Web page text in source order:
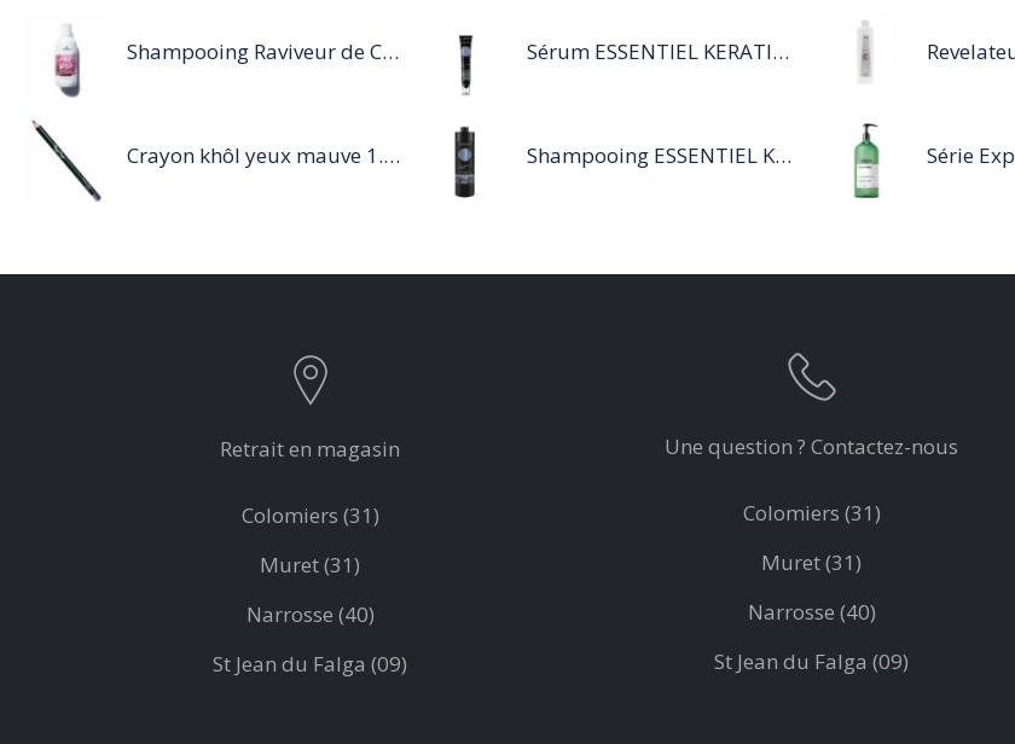
Shampooing Raviveur de Couleur 300 ml Rose de Schwarzkopf Professional
Crayon khôl yeux mauve 1.14g
Sérum ESSENTIEL KERATIN SENSITIVE 40 ML
Shampooing ESSENTIEL KERATIN SENSITIVE 1L
Retrait en magasin
Colomiers (31)
Muret (31)
Narrosse (40)
St Jean du Falga (09)
Une question ? Contactez-nous
Colomiers (31)
Muret (31)
Narrosse (40)
St Jean du Falga (09)